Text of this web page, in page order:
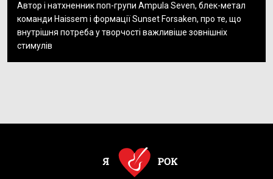
Автор і натхненник поп-групи Ampula Seven, блек-метал
команди Haissem і формації Sunset Forsaken, про те, що
внутрішня потреба у творчості важливіше зовнішніх
стимулів